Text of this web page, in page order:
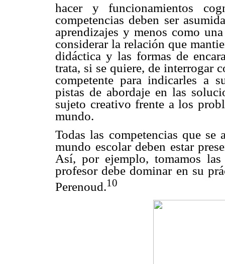
hacer y funcionamientos
competencias deben ser
aprendizajes y menos como
considerar la relación que
didáctica y las formas de
trata, si se quiere, de interrogar
competente para indicarles a
pistas de abordaje en las
sujeto creativo frente a los
mundo.
Todas las competencias que
mundo escolar deben estar
Así, por ejemplo, tomamos
profesor debe dominar en su
Perenoud.10